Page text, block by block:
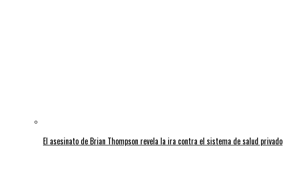
El asesinato de Brian Thompson revela la ira contra el sistema de salud privado